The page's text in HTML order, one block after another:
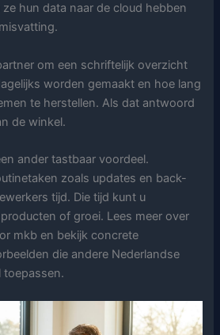
hun data naar de cloud hebben
om een schriftelijk overzicht
worden gemaakt en hoe lang
te herstellen. Als dat antwoord
de winkel.
ander tastbaar voordeel.
zoals updates en back-
tijd. Die tijd kunt u
of groei. Lees meer over
mkb en bekijk concrete
die andere Nederlandse
toepassen.